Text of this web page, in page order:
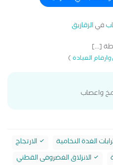
فيالزقازيق
[...]
العيادة)
واعصاب
الغدة النخامية
الارتجاج
الانزلاق الغضروفى القطني